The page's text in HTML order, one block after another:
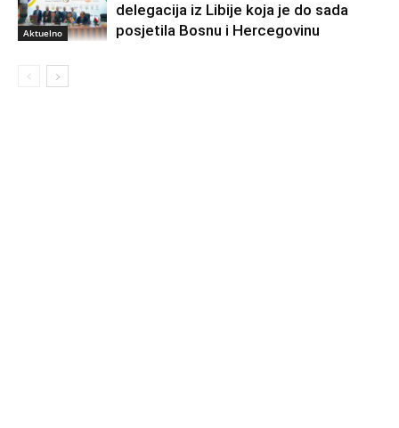
Aktuelno
delegacija iz Libije koja je do sada
posjetila Bosnu i Hercegovinu